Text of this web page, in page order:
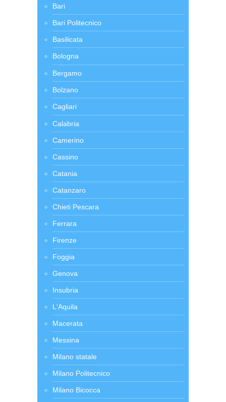
Bari
Bari Politecnico
Basilicata
Bologna
Bergamo
Bolzano
Cagliari
Calabria
Camerino
Cassino
Catania
Catanzaro
Chieti Pescara
Ferrara
Firenze
Foggia
Genova
Insubria
L'Aquila
Macerata
Messina
Milano statale
Milano Politecnico
Milano Bicocca